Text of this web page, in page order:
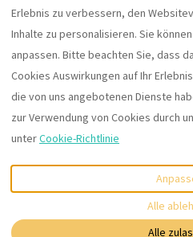
Impressum AGB
montagne & mare
Log-In
E-Mail:
urlaub@montagne-mare.de
©
by
Erlebnis zu verbessern, den
Inhalte zu personalisieren. Sie
anpassen. Bitte beachten Sie, dass
Cookies Auswirkungen auf Ihr
die von uns angebotenen Dienste
zur Verwendung von Cookies durch
unterCookie-Richtlinie
Alle
Alle